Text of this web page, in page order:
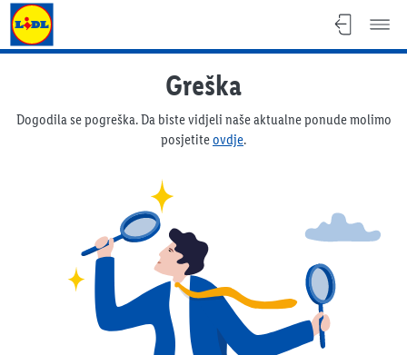
Lidl katalog
Greška
Dogodila se pogreška. Da biste vidjeli naše aktualne ponude molimo
posjetiteovdje.